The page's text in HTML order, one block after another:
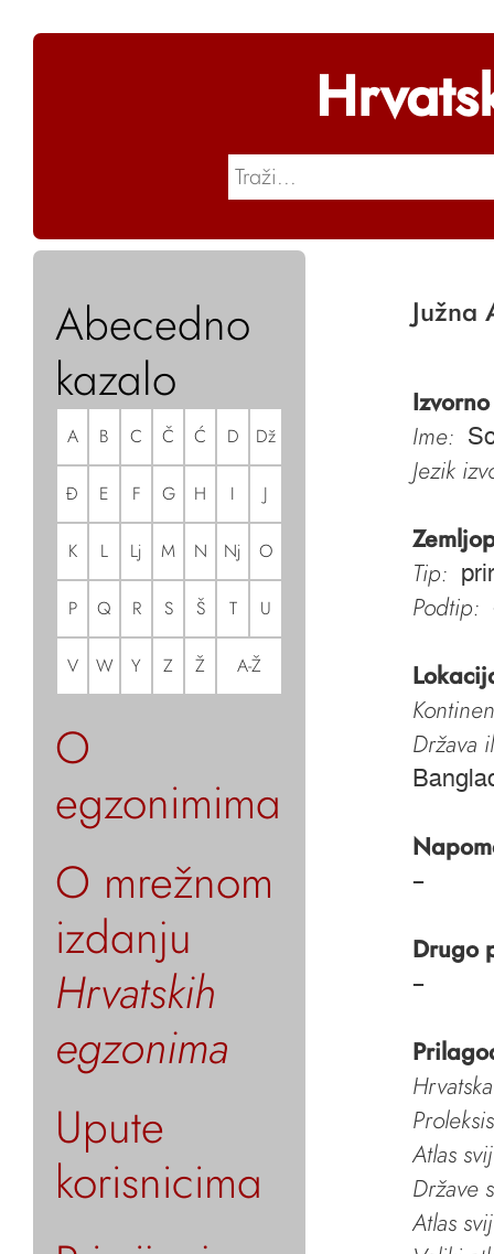
Abecedno
kazalo
A B C Č Ć D Dž
Đ E F G H I J
K L Lj M N Nj O
P Q R S Š T U
V W Y Z Ž A-Ž
O
egzonimima
O mrežnom
izdanju
Hrvatskih
egzonima
Upute
korisnicima
Južna
Ime:
Jezik
Tip:
Podtip:
Država
–
Drugo
–
Atlas
Države
Atlas